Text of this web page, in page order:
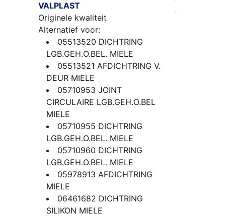
VALPLAST
Originele kwaliteit
Alternatief voor:
05513520 DICHTRING
LGB.GEH.O.BEL. MIELE
05513521 AFDICHTRING V.
DEUR MIELE
05710953 JOINT
CIRCULAIRE LGB.GEH.O.BEL
MIELE
05710955 DICHTRING
LGB.GEH.O.BEL. MIELE
05710960 DICHTRING
LGB.GEH.O.BEL. MIELE
05978913 AFDICHTRING
MIELE
06461682 DICHTRING
SILIKON MIELE